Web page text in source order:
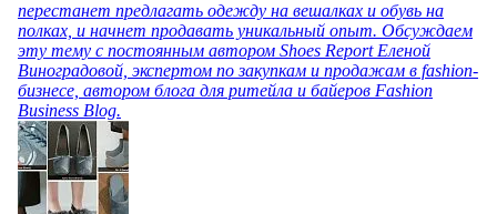
перестанет предлагать одежду на вешалках и обувь на
полках, и начнет продавать уникальный опыт. Обсуждаем
эту тему с постоянным автором Shoes Report Еленой
Виноградовой, экспертом по закупкам и продажам в fashion-
бизнесе, автором блога для ритейла и байеров Fashion
Business Blog.